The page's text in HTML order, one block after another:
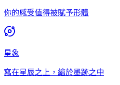
你的感受值得被賦予形體
星象
寫在星辰之上，繪於墨跡之中